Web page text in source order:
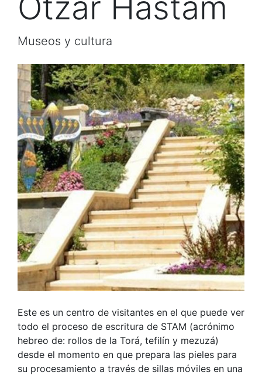
Museos y cultura
Este es un centro de visitantes en el que puede ver
todo el proceso de escritura de STAM (acrónimo
hebreo de: rollos de la Torá, tefilín y mezuzá)
desde el momento en que prepara las pieles para
su procesamiento a través de sillas móviles en una